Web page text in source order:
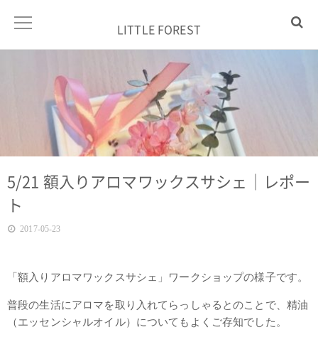
LITTLE FOREST
5/21 額入りアロマワックスサシェ｜レポー
ト
2017-05-23
「額入りアロマワックスサシェ」ワークショップの様子です。
普段の生活にアロマを取り入れてらっしゃるとのことで、精油
（エッセンシャルオイル）についてもよくご存知でした。